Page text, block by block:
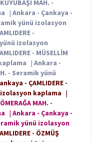
MAH. -
| Ankara - Çankaya -
yünü izolasyon
-
yünü izolasyon
- MÜSELLİM
| Ankara -
- Seramik yünü
- ÇAMLIDERE -
izolasyon kaplama |
MAH. -
| Ankara - Çankaya -
yünü izolasyon
- ÖZMÜŞ